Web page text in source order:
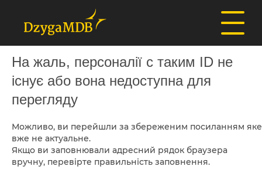
На жаль, персоналії с таким ID не
існує або вона недоступна для
перегляду
Можливо, ви перейшли за збереженим посиланням яке
вже не актуальне.
Якщо ви заповнювали адресний рядок браузера
вручну, перевірте правильність заповнення.